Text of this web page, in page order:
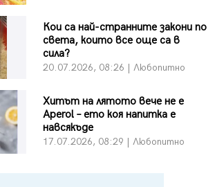
Кои са най-странните закони по
света, които все още са в
сила?
20.07.2026, 08:26 | Любопитно
Хитът на лятото вече не е
Aperol – ето коя напитка е
навсякъде
17.07.2026, 08:29 | Любопитно